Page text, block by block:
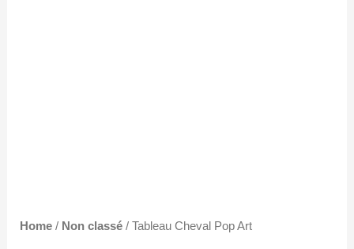
Home / Non classé / Tableau Cheval Pop Art